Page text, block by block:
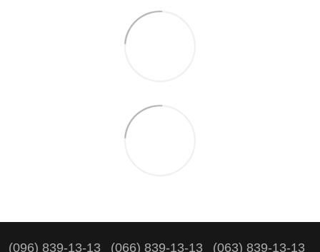
(096) 839-13-13 (066) 839-13-13 (063) 839-13-13